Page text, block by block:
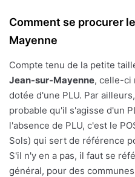
Comment se procurer
Mayenne
Compte tenu de la petite
Jean-sur-Mayenne, celle-ci
dotée d'une PLU. Par
probable qu'il s'agisse d'un
l'absence de PLU, c'est le
Sols) qui sert de référence
S'il n'y en a pas, il faut se
général, pour des